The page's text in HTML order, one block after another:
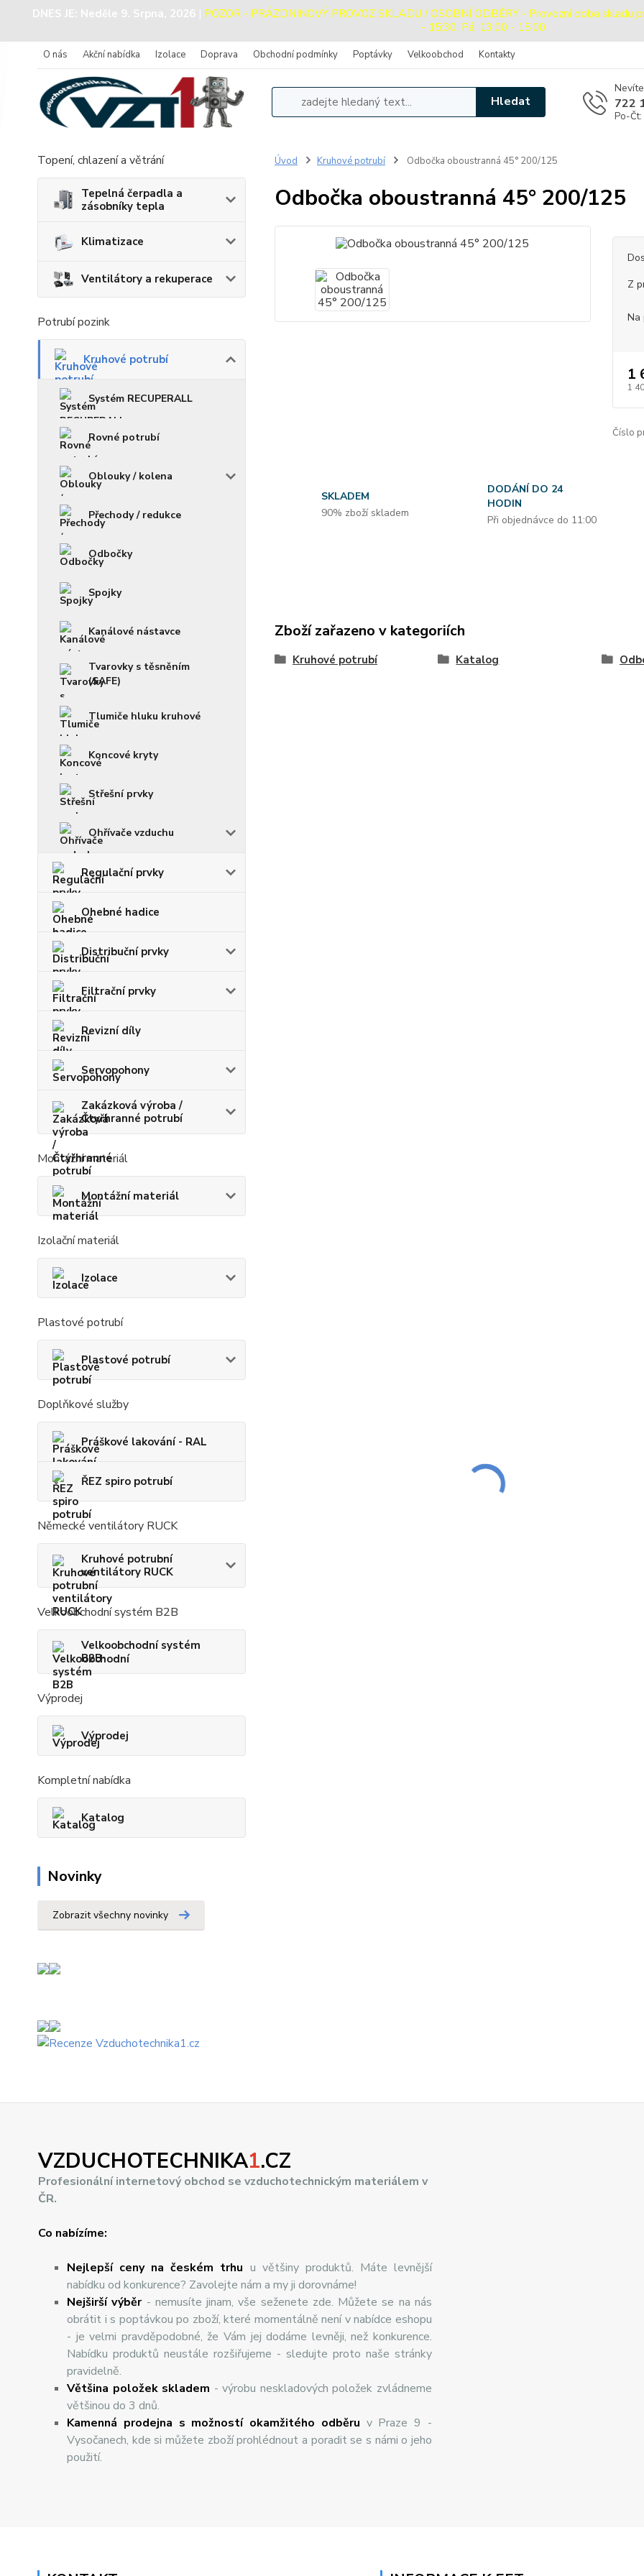
DNES JE: Neděle 9. Srpna, 2026 | POZOR - PRÁZDNINOVÝ PROVOZ SKLADU / OSOBNÍ ODBĚRY - Provozní doba
- 15:30, Pá: 13:00 - 15:00
O nás Akční nabídka Izolace Doprava Obchodní podmínky Poptávky Velkoobchod Kontakty
Hledat 722
Po-
Topení, chlazení a větrání
Tepelná čerpadla a
zásobníky tepla
Klimatizace
Ventilátory a rekuperace
Potrubí pozink
Kruhové potrubí
Systém RECUPERALL
Rovné potrubí
Oblouky / kolena
Přechody / redukce
Odbočky
Spojky
Kanálové nástavce
Tvarovky s těsněním
(SAFE)
Tlumiče hluku kruhové
Koncové kryty
Střešní prvky
Ohřívače vzduchu
Regulační prvky
Ohebné hadice
Distribuční prvky
Filtrační prvky
Revizní díly
Servopohony
Zakázková výroba /
Čtyřhranné potrubí
Montážní materiál
Montážní materiál
Izolační materiál
Izolace
Plastové potrubí
Plastové potrubí
Doplňkové služby
Práškové lakování - RAL
ŘEZ spiro potrubí
Německé ventilátory RUCK
Kruhové potrubní
ventilátory RUCK
Velkoobchodní systém B2B
Velkoobchodní systém
B2B
Výprodej
Výprodej
Kompletní nabídka
Katalog
Novinky
Zobrazit všechny novinky
Úvod Kruhové potrubí Odbočka oboustranná 45° 200/125
Odbočka oboustranná 45° 200/125
Z
Na
1
1
Číslo
SKLADEM
90% zboží skladem
DODÁNÍ DO 24
HODIN
Při objednávce do 11:00
Zboží zařazeno v kategoriích
Kruhové potrubí Katalog
VZDUCHOTECHNIKA1.CZ
Profesionální internetový obchod se vzduchotechnickým materiálem v
ČR.
Co nabízíme:
Nejlepší ceny na českém trhu u většiny produktů. Máte levnější
nabídku od konkurence? Zavolejte nám a my ji dorovnáme!
Nejširšívýběr- nemusíte jinam, vše seženete zde. Můžete se na nás
obrátit i s poptávkou po zboží, které momentálně není v nabídce eshopu
- je velmi pravděpodobné, že Vám jej dodáme levněji, než konkurence.
Nabídku produktů neustále rozšiřujeme - sledujte proto naše stránky
pravidelně.
Většina položek skladem - výrobu neskladových položek zvládneme
většinou do 3 dnů.
Kamenná prodejna s možností okamžitého odběru v Praze 9 -
Vysočanech, kde si můžete zboží prohlédnout a poradit se s námi o jeho
použití.